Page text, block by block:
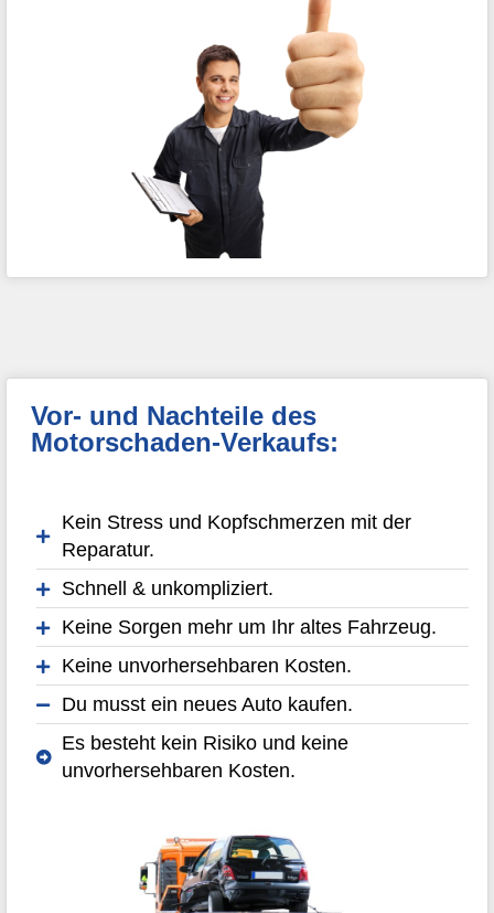
Vor- und Nachteile des
Motorschaden-Verkaufs:
Kein Stress und Kopfschmerzen mit der
Reparatur.
Schnell & unkompliziert.
Keine Sorgen mehr um Ihr altes Fahrzeug.
Keine unvorhersehbaren Kosten.
Du musst ein neues Auto kaufen.
Es besteht kein Risiko und keine
unvorhersehbaren Kosten.